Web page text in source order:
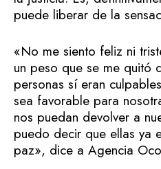
puede liberar de la
«No me siento feliz ni
un peso que se me quitó
personas sí eran
sea favorable para
nos puedan devolver a
puedo decir que ellas ya
paz», dice a Agencia